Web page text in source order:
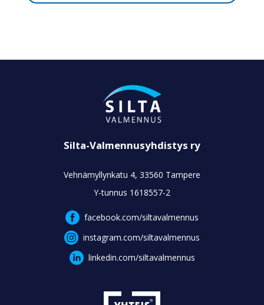
Silta-Valmennusyhdistys ry
Vehnämyllynkatu 4, 33560 Tampere
Y-tunnus 1618557-2
facebook.com/siltavalmennus
instagram.com/siltavalmennus
linkedin.com/siltavalmennus